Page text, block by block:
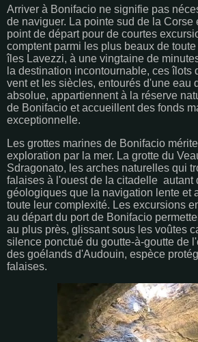
Arriver à Bonifacio ne signifie pas
de naviguer. La pointe sud de la Corse
point de départ pour de courtes
comptent parmi les plus beaux de
îles Lavezzi, à une vingtaine de
la destination incontournable, ces îlots
vent et les siècles, entourés d'une eau
absolue, appartiennent à la réserve
de Bonifacio et accueillent des fonds
exceptionnelle.
Les grottes marines de Bonifacio
exploration par la mer. La grotte du
Sdragonato, les arches naturelles qui
falaises à l'ouest de la citadelle autant
géologiques que la navigation lente et
toute leur complexité. Les excursions
au départ du port de Bonifacio
au plus près, glissant sous les voûtes
silence ponctué du goutte-à-goutte de
des goélands d'Audouin, espèce
falaises.